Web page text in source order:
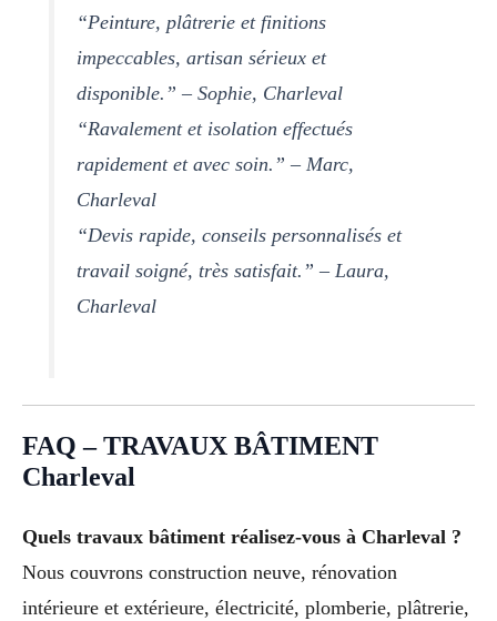
“Peinture, plâtrerie et finitions
impeccables, artisan sérieux et
disponible.” – Sophie, Charleval
“Ravalement et isolation effectués
rapidement et avec soin.” – Marc,
Charleval
“Devis rapide, conseils personnalisés et
travail soigné, très satisfait.” – Laura,
Charleval
FAQ – TRAVAUX BÂTIMENT
Charleval
Quels travaux bâtiment réalisez-vous à Charleval ?
Nous couvrons construction neuve, rénovation
intérieure et extérieure, électricité, plomberie, plâtrerie,